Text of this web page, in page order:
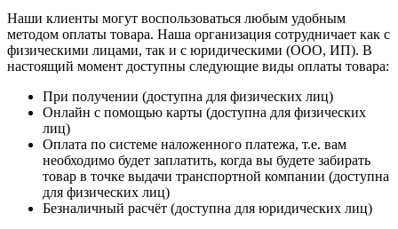
Наши клиенты могут воспользоваться любым удобным
методом оплаты товара. Наша организация сотрудничает как с
физическими лицами, так и с юридическими (ООО, ИП). В
настоящий момент доступны следующие виды оплаты товара:
При получении (доступна для физических лиц)
Онлайн с помощью карты (доступна для физических
лиц)
Оплата по системе наложенного платежа, т.е. вам
необходимо будет заплатить, когда вы будете забирать
товар в точке выдачи транспортной компании (доступна
для физических лиц)
Безналичный расчёт (доступна для юридических лиц)